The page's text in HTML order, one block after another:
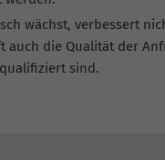
wächst, verbessert
auch die Qualität der
sind.